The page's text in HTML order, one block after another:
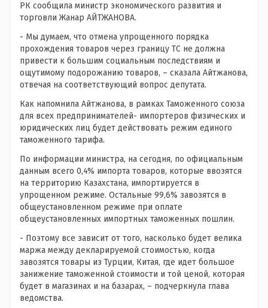
РК сообщила министр экономического развития и
торговли Жанар АЙТЖАНОВА.
- Мы думаем, что отмена упрощенного порядка
прохождения товаров через границу ТС не должна
привести к большим социальным последствиям и
ощутимому подорожанию товаров, – сказала Айтжанова,
отвечая на соответствующий вопрос депутата.
Как напомнила Айтжанова, в рамках Таможенного союза
для всех предпринимателей- импортеров физических и
юридических лиц будет действовать режим единого
таможенного тарифа.
По информации министра, на сегодня, по официальным
данным всего 0,4% импорта товаров, которые ввозятся
на территорию Казахстана, импортируется в
упрощенном режиме. Остальные 99,6% завозятся в
общеустановленном режиме при оплате
общеустановленных импортных таможенных пошлин.
- Поэтому все зависит от того, насколько будет велика
маржа между декларируемой стоимостью, когда
завозятся товары из Турции, Китая, где идет большое
занижение таможенной стоимости и той ценой, которая
будет в магазинах и на базарах, – подчеркнула глава
ведомства.